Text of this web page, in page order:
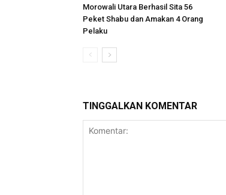
Morowali Utara Berhasil Sita 56
Peket Shabu dan Amakan 4 Orang
Pelaku
TINGGALKAN KOMENTAR